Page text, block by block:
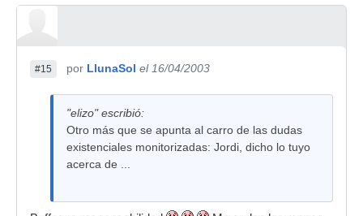
#15 por LlunaSol el 16/04/2003
"elizo" escribió:
Otro más que se apunta al carro de las dudas
existenciales monitorizadas: Jordi, dicho lo tuyo
acerca de ...